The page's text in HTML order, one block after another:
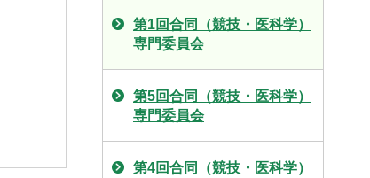
第1回合同（競技・医科学）
専門委員会
第5回合同（競技・医科学）
専門委員会
第4回合同（競技・医科学）